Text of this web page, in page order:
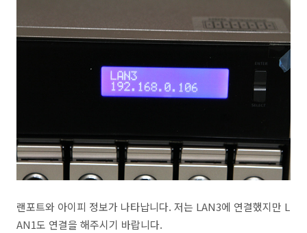
랜포트와 아이피 정보가 나타납니다. 저는 LAN3에 연결했지만 L
AN1도 연결을 해주시기 바랍니다.